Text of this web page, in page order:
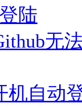
陆
无
机自动